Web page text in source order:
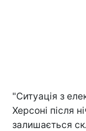
"Ситуація з
Херсоні після
залишається